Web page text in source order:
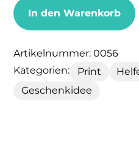
In den Warenkorb
Artikelnummer: 0056
Kategorien:
Print
Geschenkidee